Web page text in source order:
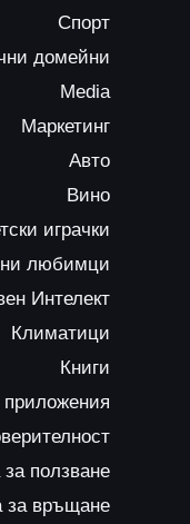
Спорт
домейни
Media
Маркетинг
Авто
Вино
играчки
любимци
Интелект
Климатици
Книги
ползване
за връщане